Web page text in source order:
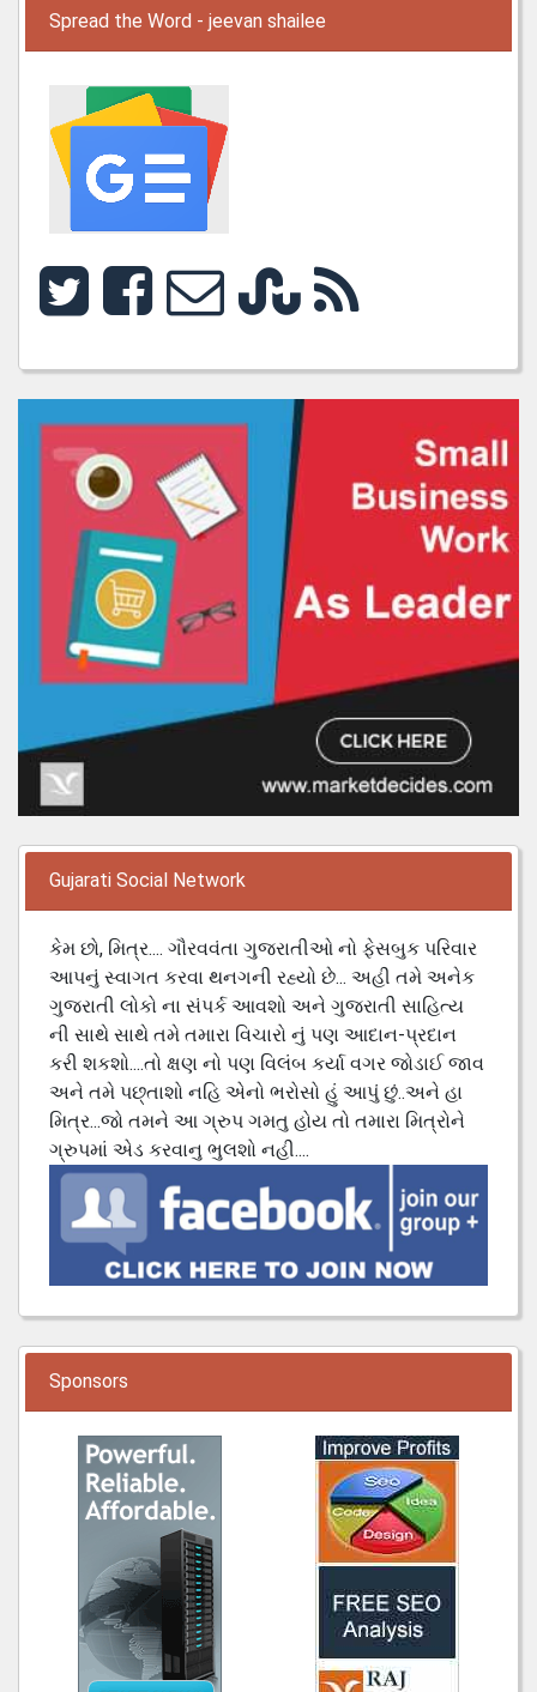
Spread the Word - jeevan shailee
Gujarati Social Network
કેમ છો, મિત્ર.... ગૌરવવંતા ગુજરાતીઓ નો ફેસબુક પરિવાર
આપનું સ્વાગત કરવા થનગની રહ્યો છે... અહી તમે અનેક
ગુજરાતી લોકો ના સંપર્ક આવશો અને ગુજરાતી સાહિત્ય
ની સાથે સાથે તમે તમારા વિચારો નું પણ આદાન-પ્રદાન
કરી શકશો....તો ક્ષણ નો પણ વિલંબ કર્યા વગર જોડાઈ જાવ
અને તમે પછ્તાશો નહિ એનો ભરોસો હું આપું છું..અને હા
મિત્ર...જો તમને આ ગ્રુપ ગમતુ હોય તો તમારા મિત્રોને
ગ્રુપમાં એડ કરવાનુ ભુલશો નહી....
Sponsors